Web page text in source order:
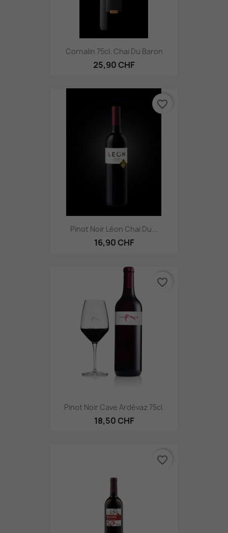
Cornalin 75cl. Chai Du Baron
25,90 CHF
Pinot Noir Léon Chai Du...
16,90 CHF
favorite_border
Pinot Noir Cave Ardévaz 75cl.
18,50 CHF
favorite_border
favorite_border